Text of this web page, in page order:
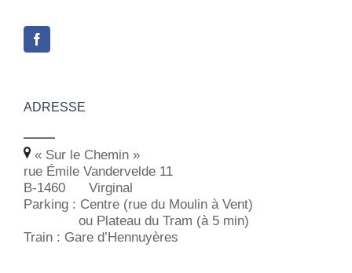
ADRESSE
« Sur le Chemin »
rue Émile Vandervelde 11
B-1460
Virginal
Parking : Centre (rue du Moulin à Vent)
ou Plateau du Tram (à 5 min)
Train : Gare d’Hennuyères